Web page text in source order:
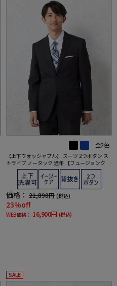
全2色
【上下ウォッシャブル】 スーツ 2つボタン ス
トライプ ノータック 通年 【フュージョンクラ
価格： 21,890円 (税込)
23%off
WEB価格： 16,900円 (税込)
SALE